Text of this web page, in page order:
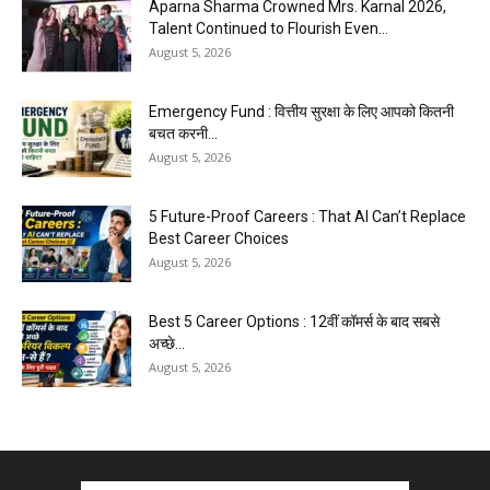
Aparna Sharma Crowned Mrs. Karnal 2026,
Talent Continued to Flourish Even...
August 5, 2026
Emergency Fund : वित्तीय सुरक्षा के लिए आपको कितनी
बचत करनी...
August 5, 2026
5 Future-Proof Careers : That AI Can’t Replace
Best Career Choices
August 5, 2026
Best 5 Career Options : 12वीं कॉमर्स के बाद सबसे
अच्छे...
August 5, 2026
की मांग...